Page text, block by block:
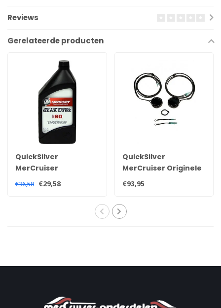
Reviews
Gerelateerde producten
QuickSilver
MerCruiser
Quicksilver high
performance
€36,58 €29,58
QuickSilver
MerCruiser Originele
trim sensor en
zender kit voor alle
staartstukken
€93,95